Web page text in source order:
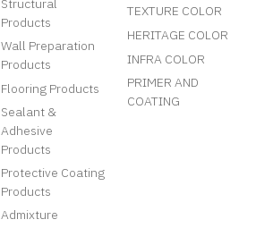
Products
Wall Preparation
Products
Flooring Products
Sealant &
Adhesive
Products
Protective Coating
Products
Admixture
TEXTURE COLOR
HERITAGE COLOR
INFRA COLOR
PRIMER AND
COATING